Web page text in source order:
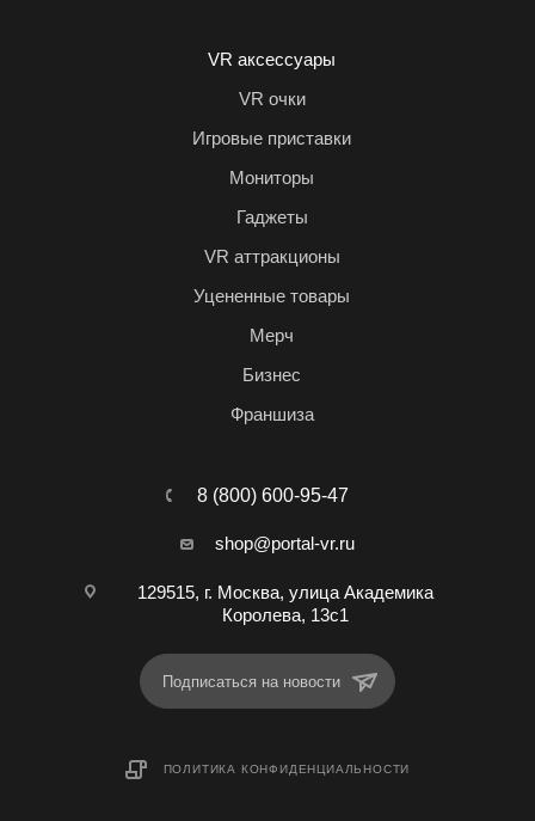
VR аксессуары
VR очки
Игровые приставки
Мониторы
Гаджеты
VR аттракционы
Уцененные товары
Мерч
Бизнес
Франшиза
8 (800) 600-95-47
shop@portal-vr.ru
129515, г. Москва, улица Академика
Королева, 13с1
Подписаться на новости
ПОЛИТИКА КОНФИДЕНЦИАЛЬНОСТИ